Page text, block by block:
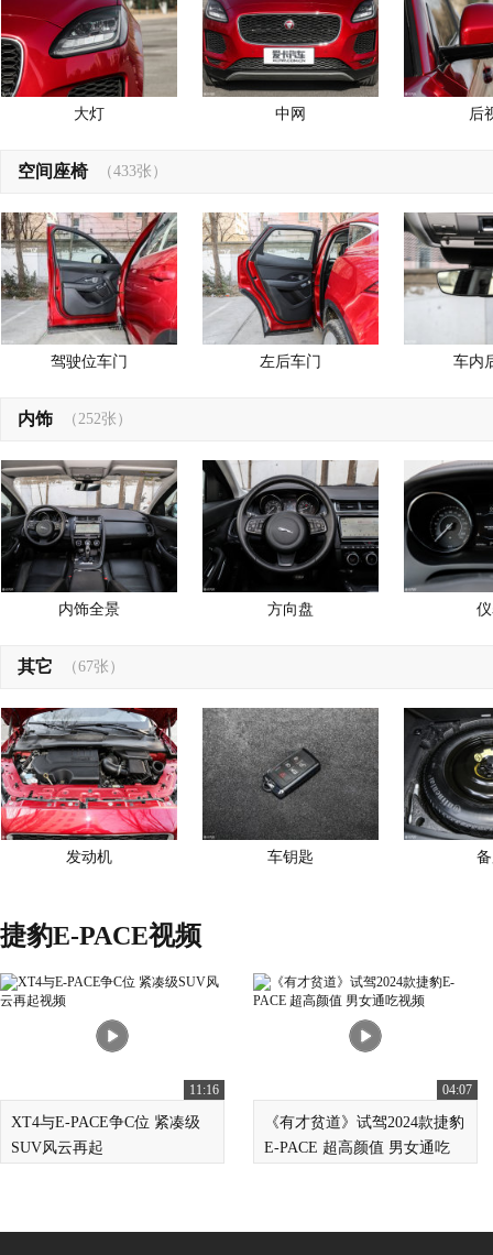
大灯 中网 后
空间座椅 （433张）
驾驶位车门 左后车门 车内
内饰 （252张）
内饰全景 方向盘
其它 （67张）
发动机 车钥匙
捷豹E-PACE视频
11:16
XT4与E-PACE争C位 紧凑级
SUV风云再起
04:07
《有才贫道》试驾2024款捷豹
E-PACE 超高颜值 男女通吃